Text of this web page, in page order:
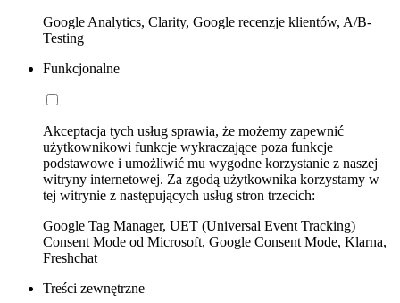
Google Analytics, Clarity, Google recenzje klientów, A/B-
Testing
Funkcjonalne
Akceptacja tych usług sprawia, że możemy zapewnić
użytkownikowi funkcje wykraczające poza funkcje
podstawowe i umożliwić mu wygodne korzystanie z naszej
witryny internetowej. Za zgodą użytkownika korzystamy w
tej witrynie z następujących usług stron trzecich:
Google Tag Manager, UET (Universal Event Tracking)
Consent Mode od Microsoft, Google Consent Mode, Klarna,
Freshchat
Treści zewnętrzne